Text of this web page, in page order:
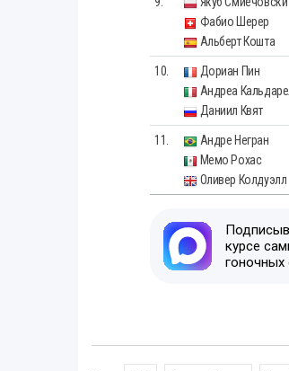
Фабио Шерер
Альберт Кошта
10.
Дориан Пин
Андреа
Даниил Квят
11.
Андре Негран
Мемо Рохас
Оливер Колдуэлл
курсе
гоночных